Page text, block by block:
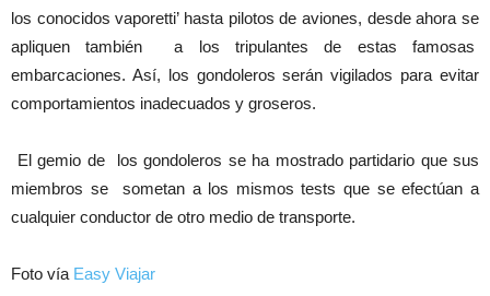
los conocidos vaporetti’ hasta pilotos de aviones, desde ahora se
apliquen también a los tripulantes de estas famosas
embarcaciones. Así, los gondoleros serán vigilados para evitar
comportamientos inadecuados y groseros.
El gemio de los gondoleros se ha mostrado partidario que sus
miembros se sometan a los mismos tests que se efectúan a
cualquier conductor de otro medio de transporte.
Foto vía Easy Viajar